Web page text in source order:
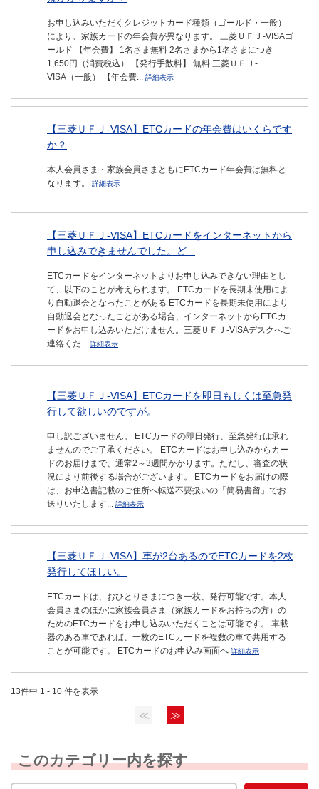
お申し込みいただくクレジットカード種類（ゴールド・一般）
により、家族カードの年会費が異なります。 三菱ＵＦＪ-VISAゴ
ールド 【年会費】 1名さま無料 2名さまから1名さまにつき
1,650円（消費税込） 【発行手数料】 無料 三菱ＵＦＪ-
VISA（一般） 【年会費... 詳細表示
【三菱ＵＦＪ-VISA】ETCカードの年会費はいくらです
か？
本人会員さま・家族会員さまともにETCカード年会費は無料と
なります。
詳細表示
【三菱ＵＦＪ-VISA】ETCカードをインターネットから
申し込みできませんでした。ど...
ETCカードをインターネットよりお申し込みできない理由とし
て、以下のことが考えられます。 ETCカードを長期未使用によ
り自動退会となったことがある ETCカードを長期未使用により
自動退会となったことがある場合、インターネットからETCカ
ードをお申し込みいただけません。三菱ＵＦＪ-VISAデスクへご
連絡くだ... 詳細表示
【三菱ＵＦＪ-VISA】ETCカードを即日もしくは至急発
行して欲しいのですが。
申し訳ございません。 ETCカードの即日発行、至急発行は承れ
ませんのでご了承ください。 ETCカードはお申し込みからカー
ドのお届けまで、通常2～3週間かかります。ただし、審査の状
況により前後する場合がございます。 ETCカードをお届けの際
は、お申込書記載のご住所へ転送不要扱いの「簡易書留」でお
送りいたします... 詳細表示
【三菱ＵＦＪ-VISA】車が2台あるのでETCカードを2枚
発行してほしい。
ETCカードは、おひとりさまにつき一枚、発行可能です。本人
会員さまのほかに家族会員さま（家族カードをお持ちの方）の
ためのETCカードをお申し込みいただくことは可能です。 車載
器のある車であれば、一枚のETCカードを複数の車で共用する
ことが可能です。 ETCカードのお申込み画面へ 詳細表示
13件中 1 - 10 件を表示
≪ ≫
このカテゴリー内を探す